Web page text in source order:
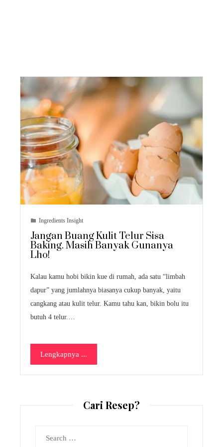
Ingredients Insight
Jangan Buang Kulit Telur Sisa
Baking. Masih Banyak Gunanya
Lho!
Kalau kamu hobi bikin kue di rumah, ada satu “limbah
dapur” yang jumlahnya biasanya cukup banyak, yaitu
cangkang atau kulit telur. Kamu tahu kan, bikin bolu itu
butuh 4 telur.…
Lengkapnya ...
Cari Resep?